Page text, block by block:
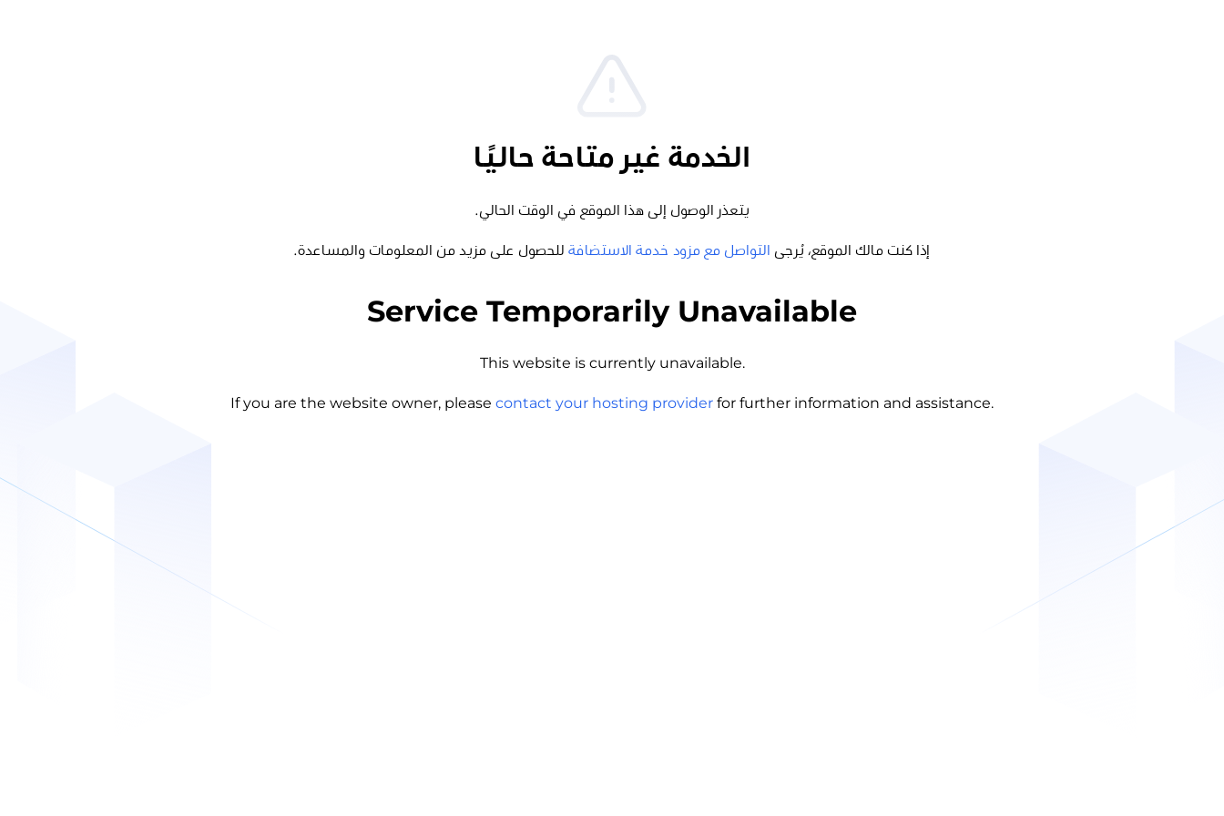
الخدمة غير متاحة حاليًا
يتعذر الوصول إلى هذا الموقع في الوقت الحالي.
إذا كنت مالك الموقع، يُرجى التواصل مع مزود خدمة الاستضافة للحصول على مزيد من المعلومات والمساعدة.
Service Temporarily Unavailable
This website is currently unavailable.
If you are the website owner, please contact your hosting provider for further information and assistance.